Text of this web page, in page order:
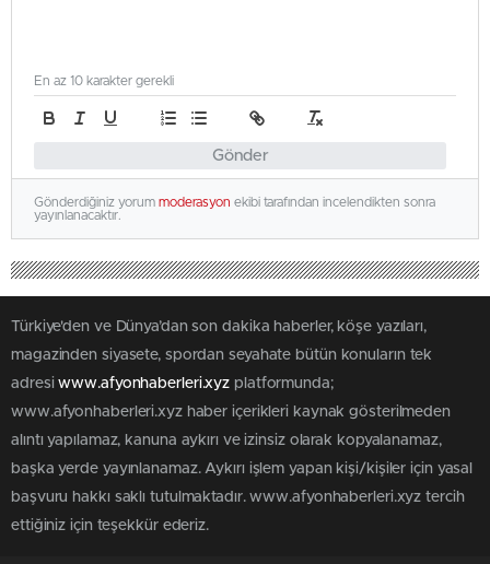
Gönder
En az 10 karakter gerekli
Gönderdiğiniz yorum moderasyon ekibi tarafından incelendikten sonra
yayınlanacaktır.
Türkiye'den ve Dünya’dan son dakika haberler, köşe yazıları,
magazinden siyasete, spordan seyahate bütün konuların tek
adresiwww.afyonhaberleri.xyz platformunda;
www.afyonhaberleri.xyz haber içerikleri kaynak gösterilmeden
alıntı yapılamaz, kanuna aykırı ve izinsiz olarak kopyalanamaz,
başka yerde yayınlanamaz. Aykırı işlem yapan kişi/kişiler için yasal
başvuru hakkı saklı tutulmaktadır. www.afyonhaberleri.xyz tercih
ettiğiniz için teşekkür ederiz.